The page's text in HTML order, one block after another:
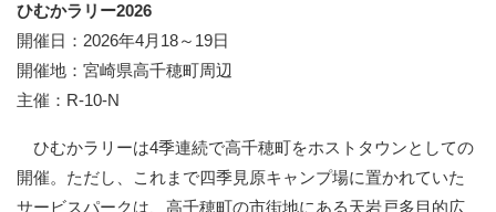
ひむかラリー2026
開催日：2026年4月18～19日
開催地：宮崎県高千穂町周辺
主催：R-10-N
ひむかラリーは4季連続で高千穂町をホストタウンとしての
開催。ただし、これまで四季見原キャンプ場に置かれていた
サービスパークは、高千穂町の市街地にある天岩戸多目的広